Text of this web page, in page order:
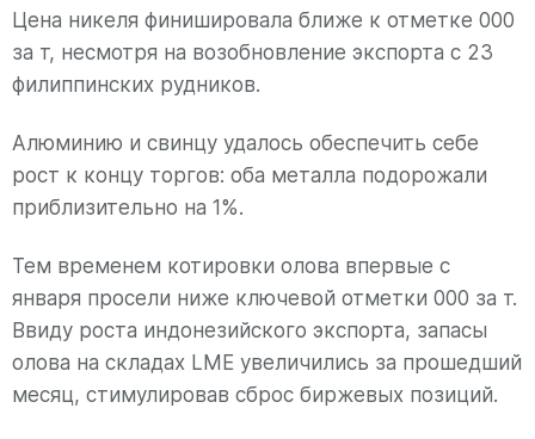
Цена никеля финишировала ближе к отметке 000
за т, несмотря на возобновление экспорта с 23
филиппинских рудников.
Алюминию и свинцу удалось обеспечить себе
рост к концу торгов: оба металла подорожали
приблизительно на 1%.
Тем временем котировки олова впервые с
января просели ниже ключевой отметки 000 за т.
Ввиду роста индонезийского экспорта, запасы
олова на складах LME увеличились за прошедший
месяц, стимулировав сброс биржевых позиций.